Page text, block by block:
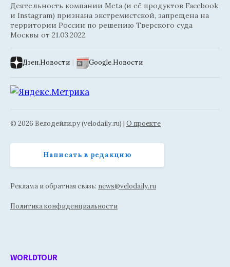
Деятельность компании Meta (и её продуктов Facebook
и Instagram) признана экстремистской, запрещена на
территории России по решению Тверского суда
Москвы от 21.03.2022.
Дзен.Новости | Google.Новости
© 2026 Велодейли.ру (velodaily.ru) | О проекте
Написать в редакцию
Реклама и обратная связь: news@velodaily.ru
Политика конфиденциальности
WORLDTOUR